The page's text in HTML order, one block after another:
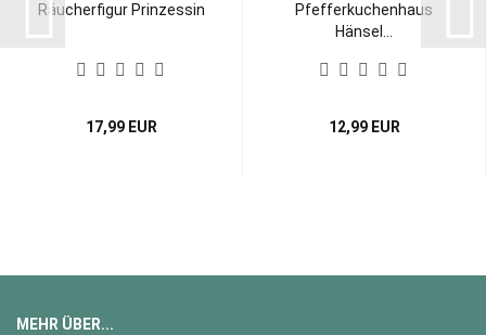
Räucherfigur Prinzessin
17,99 EUR
Pfefferkuchenhaus
Hänsel...
12,99 EUR
MEHR ÜBER...